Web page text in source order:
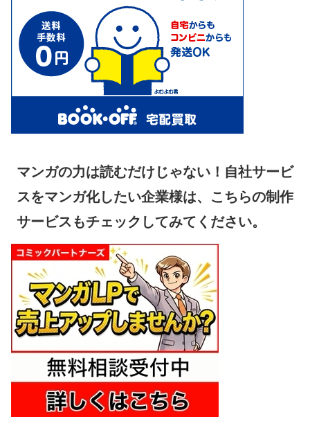
マンガの力は読むだけじゃない！自社サービ
スをマンガ化したい企業様は、こちらの制作
サービスもチェックしてみてください。